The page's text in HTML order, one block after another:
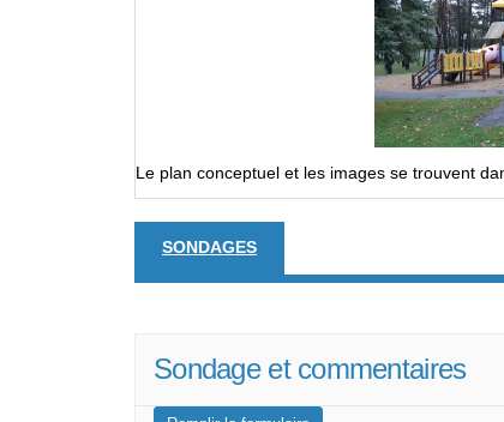
Le plan conceptuel et les images se trouvent
SONDAGES
Sondage et commentaires